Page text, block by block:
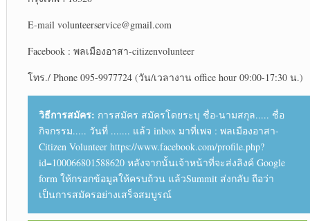
E-mail volunteerservice@gmail.com
Facebook : พลเมืองอาสา-citizenvolunteer
โทร./ Phone 095-9977724 (วัน/เวลางาน office hour 09:00-17:30 น.)
วิธีการสมัคร: การสมัคร สมัครโดยระบุ ชื่อ-นามสกุล..... ชื่อ
กิจกรรม..... วันที่ ....... แล้ว inbox มาที่เพจ : พลเมืองอาสา-
Citizen Volunteer https://www.facebook.com/profile.php?
id=100066801588620 หลังจากนั้นเจ้าหน้าที่จะส่งลิงค์ Google
form ให้กรอกข้อมูลให้ครบถ้วน แล้วSummit ส่งกลับ ถือว่า
เป็นการสมัครอย่างเสร็จสมบูรณ์